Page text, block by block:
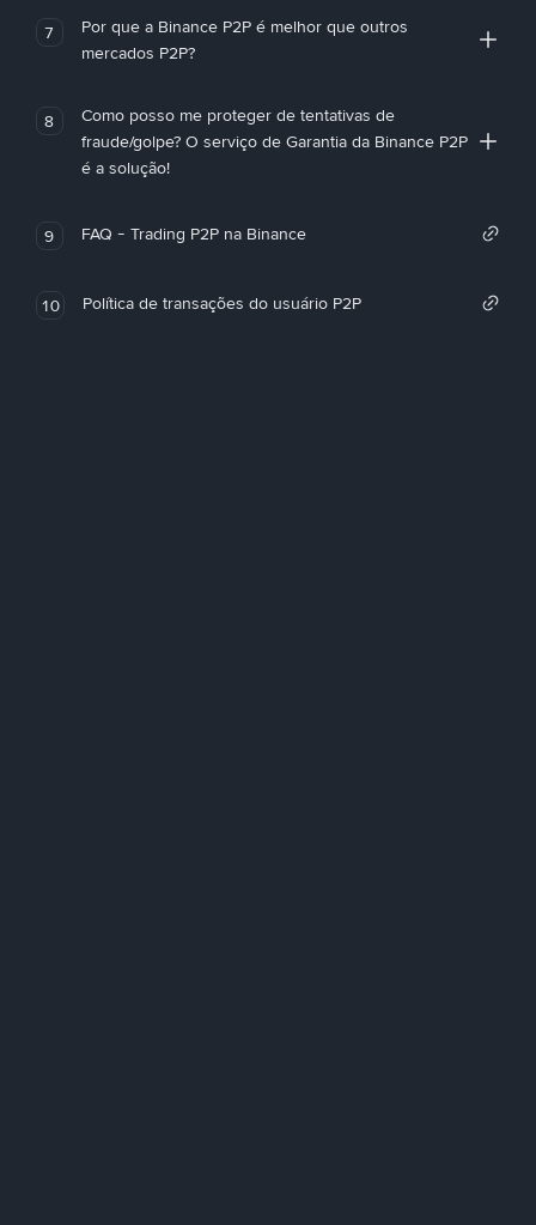
7
Por que a Binance P2P é melhor que outros
mercados P2P?
8
Como posso me proteger de tentativas de
fraude/golpe? O serviço de Garantia da Binance P2P
é a solução!
9 FAQ - Trading P2P na Binance
10 Política de transações do usuário P2P